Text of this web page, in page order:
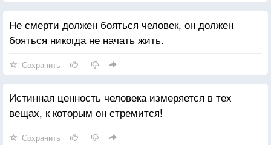
Не смерти должен бояться человек, он должен
бояться никогда не начать жить.
Сохранить
Истинная ценность человека измеряется в тех
вещах, к которым он стремится!
Сохранить